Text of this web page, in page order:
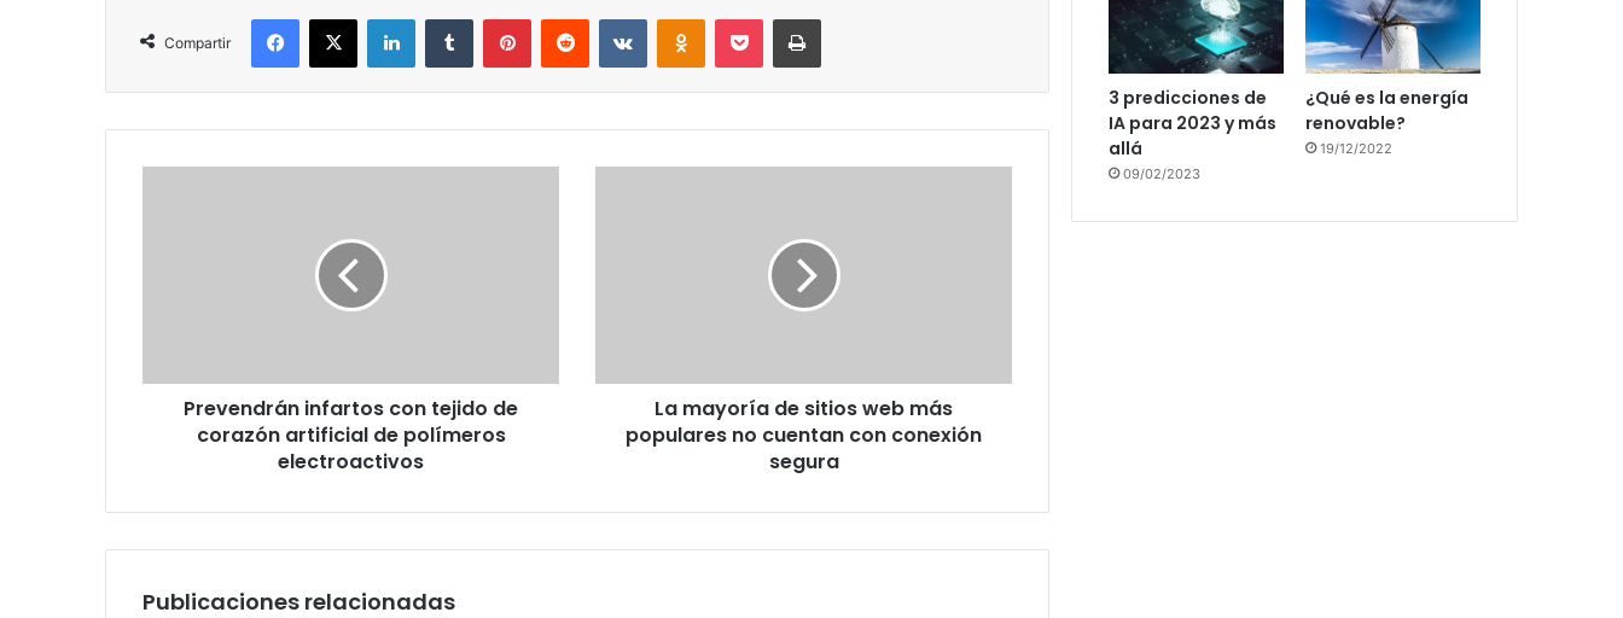
Compartir
Facebook
X LinkedInTumblr PinterestReddit VKontakteOdnoklassniki
Pocket Imprimir
polímeros
electroactivos
Prevendrán infartos con tejido de
corazón artificial de polímeros
electroactivos
cuentan
conexión
La mayoría de sitios web más
populares no cuentan con conexión
segura
Publicaciones relacionadas
3 predicciones de
IA para 2023 y más
allá
09/02/2023
¿Qué es la energía
renovable?
19/12/2022